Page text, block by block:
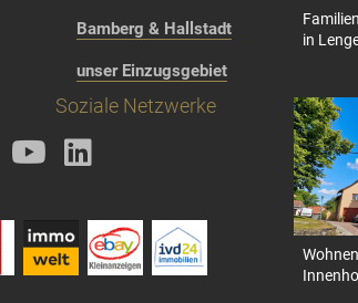
Bamberg & Hallstadt
unser Einzugsgebiet
Soziale Netzwerke
in